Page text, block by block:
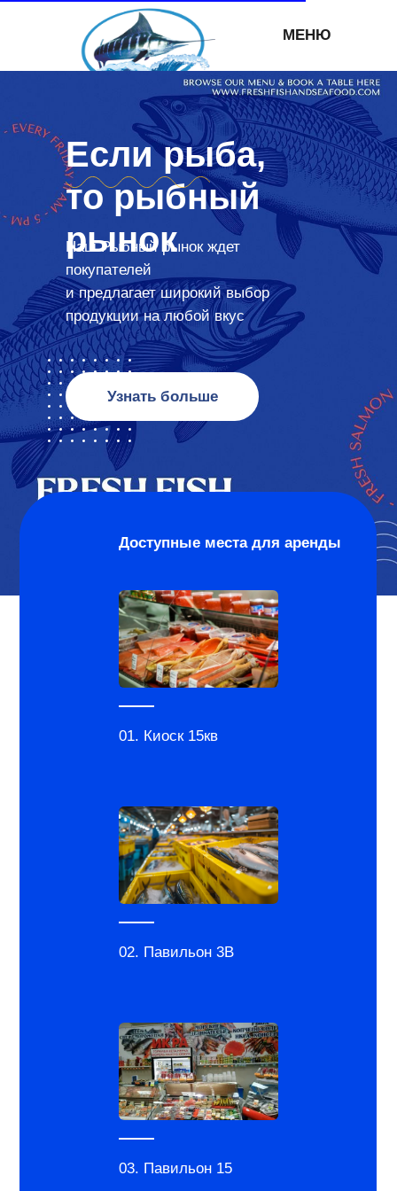
МЕНЮ
Если рыба,
то рыбный
рынок
Наш Рыбный рынок ждет
покупателей
и предлагает широкий выбор
продукции на любой вкус
Узнать больше
Доступные места для аренды
01. Киоск 15кв
02. Павильон 3В
03. Павильон 15